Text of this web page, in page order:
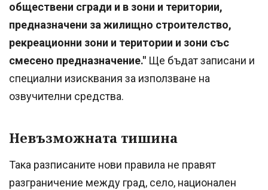
обществени сгради и в зони и територии,
предназначени за жилищно строителство,
рекреационни зони и територии и зони със
смесено предназначение." Ще бъдат записани и
специални изисквания за използване на
озвучителни средства.
Невъзможната тишина
Така разписаните нови правила не правят
разграничение между град, село, национален